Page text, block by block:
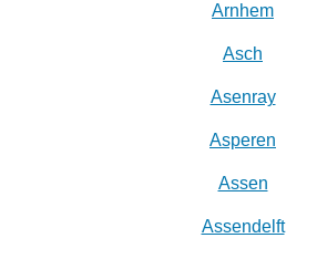
Arnhem
Asch
Asenray
Asperen
Assen
Assendelft